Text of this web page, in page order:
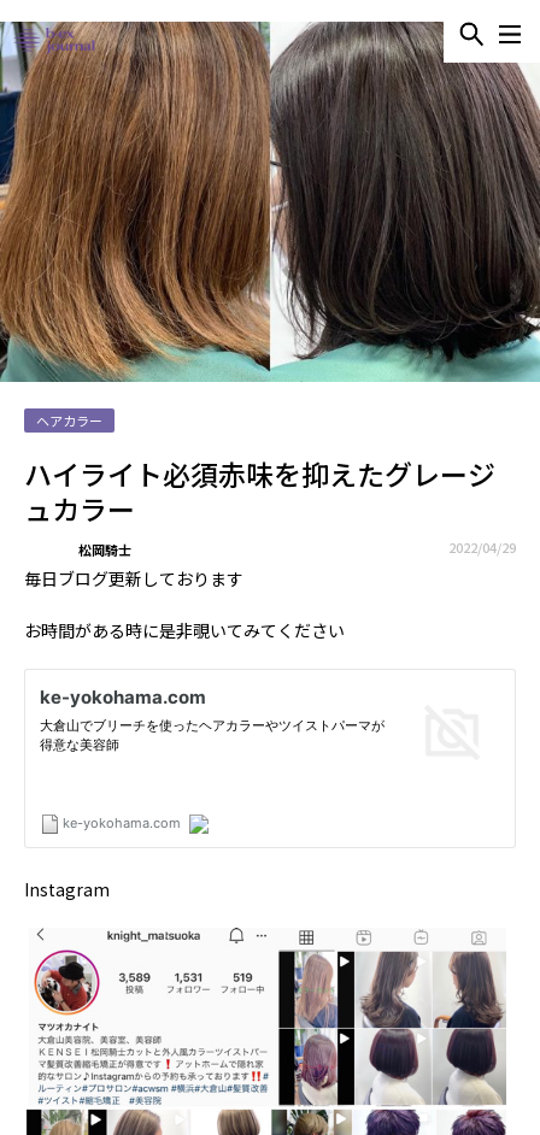
ヘアカラー
ハイライト必須赤味を抑えたグレージ
ュカラー
松岡騎士 2022/04/29
毎日ブログ更新しております
お時間がある時に是非覗いてみてください
Instagram